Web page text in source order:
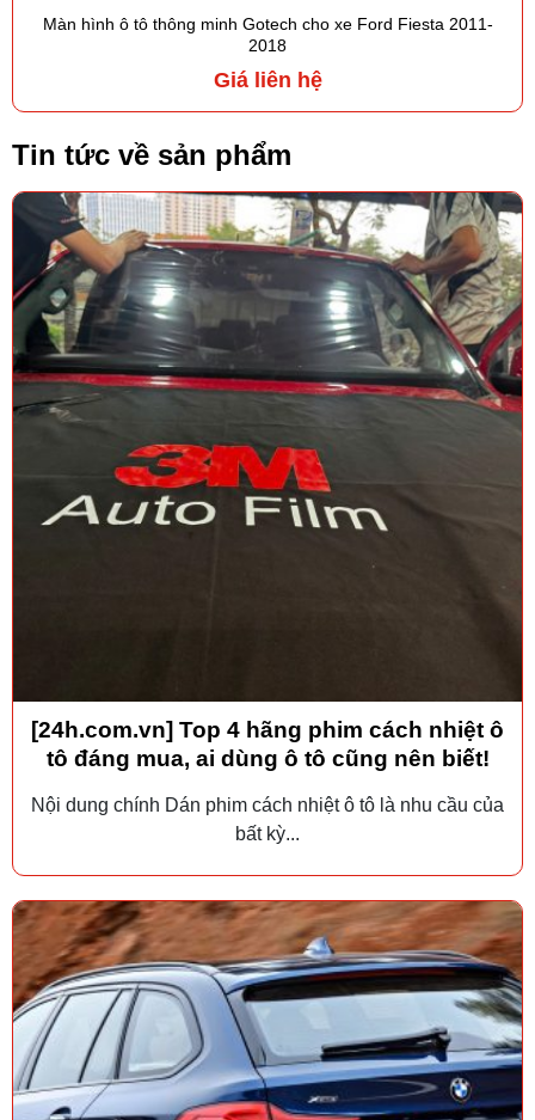
Màn hình ô tô thông minh Gotech cho xe Ford Fiesta 2011-
2018
Giá liên hệ
Tin tức về sản phẩm
[24h.com.vn] Top 4 hãng phim cách nhiệt ô
tô đáng mua, ai dùng ô tô cũng nên biết!
Nội dung chính Dán phim cách nhiệt ô tô là nhu cầu của
bất kỳ...